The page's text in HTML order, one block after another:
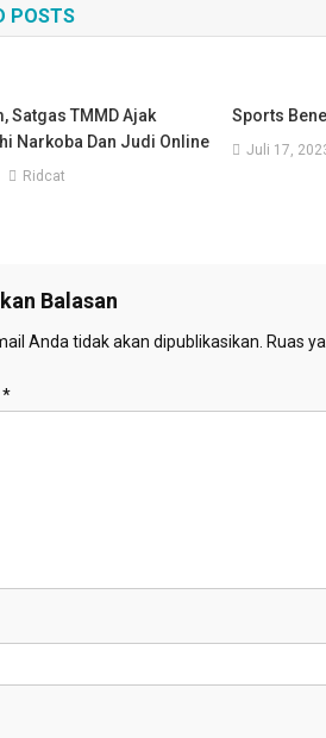
POSTS
Satgas TMMD Ajak
Narkoba Dan Judi Online
Ridcat
Sports
Juli 17,
Balasan
Anda tidak akan dipublikasikan. Ruas
*